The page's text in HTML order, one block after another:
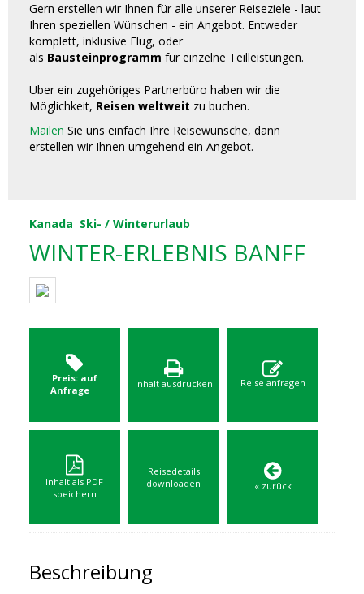
Gern erstellen wir Ihnen für alle unserer Reiseziele - laut
Ihren speziellen Wünschen - ein Angebot. Entweder
komplett, inklusive Flug, oder
als Bausteinprogramm für einzelne Teilleistungen.
Über ein zugehöriges Partnerbüro haben wir die
Möglichkeit, Reisen weltweit zu buchen.
Mailen Sie uns einfach Ihre Reisewünsche, dann
erstellen wir Ihnen umgehend ein Angebot.
Kanada Ski- / Winterurlaub
WINTER-ERLEBNIS BANFF
Preis: auf
Anfrage
Inhalt ausdrucken Reise anfragen
Inhalt als PDF
speichern
Reisedetails
downloaden
« zurück
Beschreibung